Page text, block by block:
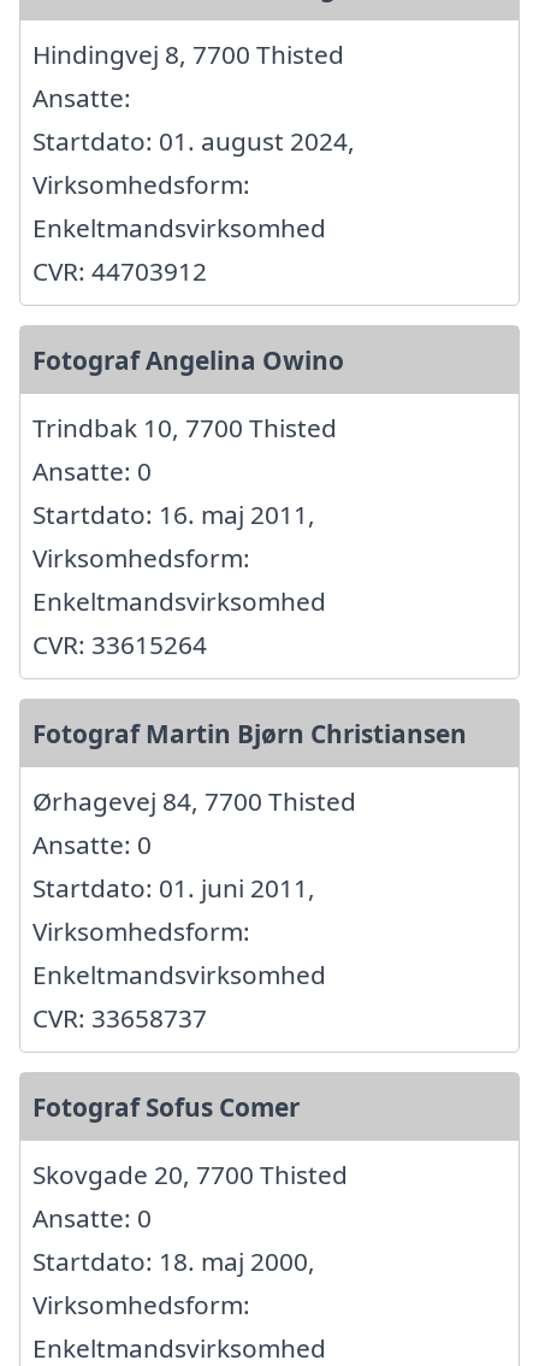
Hindingvej 8, 7700 Thisted
Ansatte:
Startdato: 01. august 2024,
Virksomhedsform:
Enkeltmandsvirksomhed
CVR: 44703912
Fotograf Angelina Owino
Trindbak 10, 7700 Thisted
Ansatte: 0
Startdato: 16. maj 2011,
Virksomhedsform:
Enkeltmandsvirksomhed
CVR: 33615264
Fotograf Martin Bjørn Christiansen
Ørhagevej 84, 7700 Thisted
Ansatte: 0
Startdato: 01. juni 2011,
Virksomhedsform:
Enkeltmandsvirksomhed
CVR: 33658737
Fotograf Sofus Comer
Skovgade 20, 7700 Thisted
Ansatte: 0
Startdato: 18. maj 2000,
Virksomhedsform:
Enkeltmandsvirksomhed